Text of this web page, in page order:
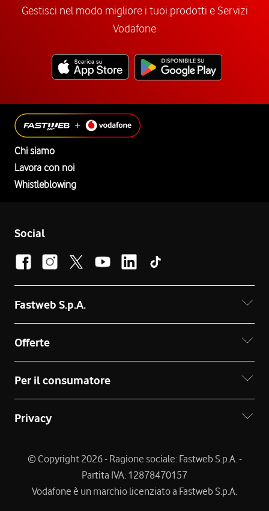
Gestisci nel modo migliore i tuoi prodotti e Servizi
Vodafone
Chi siamo
Lavora con noi
Whistleblowing
Social
Fastweb S.p.A.
Offerte
Per il consumatore
Privacy
© Copyright 2026 - Ragione sociale: Fastweb S.p.A. -
Partita IVA: 12878470157
Vodafone è un marchio licenziato a Fastweb S.p.A.